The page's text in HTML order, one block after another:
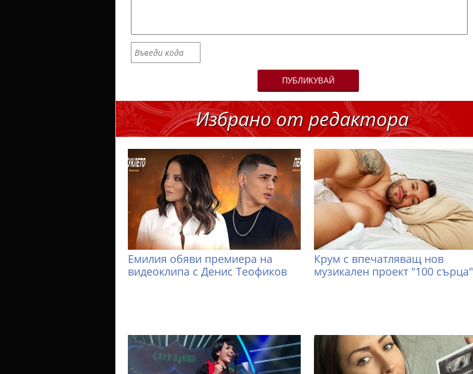
ПУБЛИКУВАЙ
Избрано от редактора
Емилия обяви премиера на
видеоклипа с Денис Теофиков
Крум с впечатляващ нов
музикален проект "100 сърца"